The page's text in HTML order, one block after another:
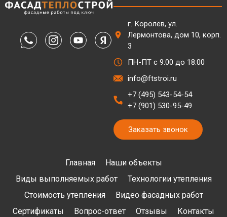
Главная
Наши объекты
Виды выполняемых работ
Технологии утепления
Стоимость утепления
Видео фасадных работ
Сертификаты
Вопрос-ответ Отзывы Контакты
г. Королёв, ул.
Лермонтова, дом 10, корп.
3
ПН-ПТ с 9:00 до 18:00
info@ftstroi.ru
+7 (495) 543-54-54
+7 (901) 530-95-49
Заказать звонок